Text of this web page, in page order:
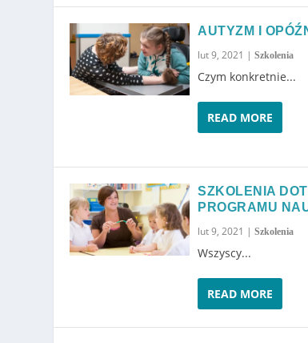
AUTYZM I
lut 9, 2021 |Szkolenia
Czym konkretnie...
READ MORE
SZKOLENIA
PROGRAMU
lut 9, 2021 |Szkolenia
Wszyscy...
READ MORE